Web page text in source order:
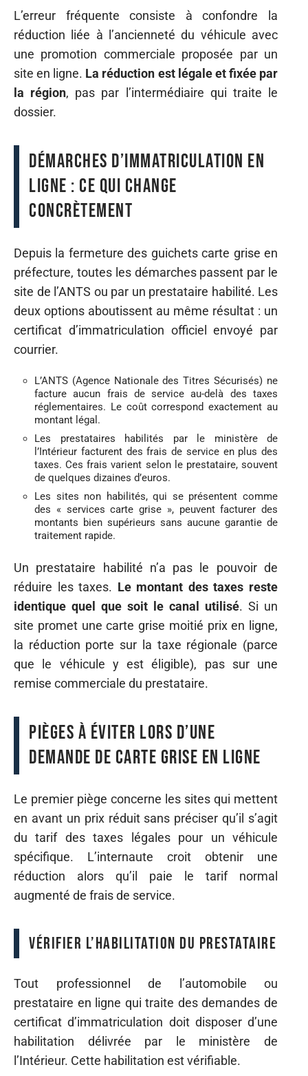
L’erreur fréquente consiste à confondre la
réduction liée à l’ancienneté du véhicule avec
une promotion commerciale proposée par un
site en ligne. La réduction est légale et fixée par
la région, pas par l’intermédiaire qui traite le
dossier.
Démarches d’immatriculation en
ligne : ce qui change
concrètement
Depuis la fermeture des guichets carte grise en
préfecture, toutes les démarches passent par le
site de l’ANTS ou par un prestataire habilité. Les
deux options aboutissent au même résultat : un
certificat d’immatriculation officiel envoyé par
courrier.
L’ANTS (Agence Nationale des Titres Sécurisés) ne
facture aucun frais de service au-delà des taxes
réglementaires. Le coût correspond exactement au
montant légal.
Les prestataires habilités par le ministère de
l’Intérieur facturent des frais de service en plus des
taxes. Ces frais varient selon le prestataire, souvent
de quelques dizaines d’euros.
Les sites non habilités, qui se présentent comme
des « services carte grise », peuvent facturer des
montants bien supérieurs sans aucune garantie de
traitement rapide.
Un prestataire habilité n’a pas le pouvoir de
réduire les taxes. Le montant des taxes reste
identique quel que soit le canal utilisé. Si un
site promet une carte grise moitié prix en ligne,
la réduction porte sur la taxe régionale (parce
que le véhicule y est éligible), pas sur une
remise commerciale du prestataire.
Pièges à éviter lors d’une
demande de carte grise en ligne
Le premier piège concerne les sites qui mettent
en avant un prix réduit sans préciser qu’il s’agit
du tarif des taxes légales pour un véhicule
spécifique. L’internaute croit obtenir une
réduction alors qu’il paie le tarif normal
augmenté de frais de service.
Vérifier l’habilitation du prestataire
Tout professionnel de l’automobile ou
prestataire en ligne qui traite des demandes de
certificat d’immatriculation doit disposer d’une
habilitation délivrée par le ministère de
l’Intérieur. Cette habilitation est vérifiable.